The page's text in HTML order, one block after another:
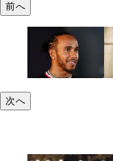
前へ
次へ